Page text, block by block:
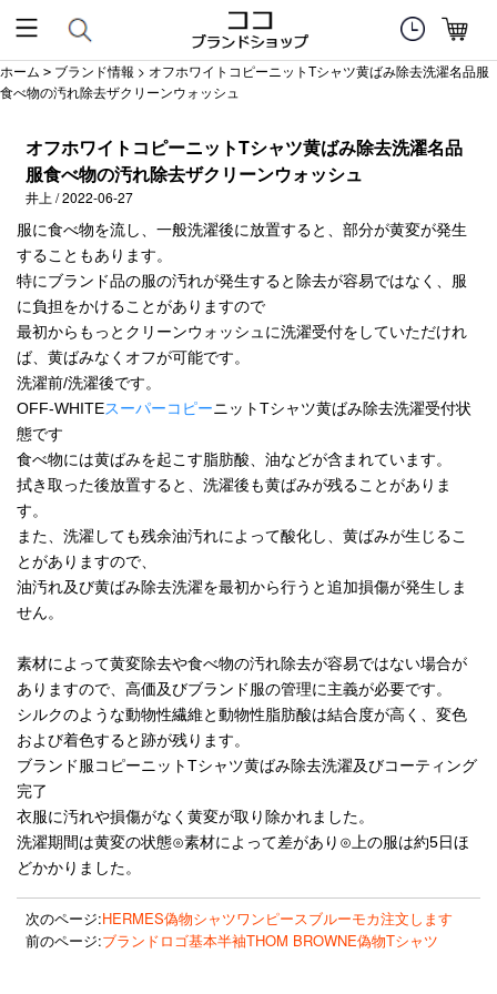
ホーム > ブランド情報 > オフホワイトコピーニットTシャツ黄ばみ除去洗濯名品服
食べ物の汚れ除去ザクリーンウォッシュ
オフホワイトコピーニットTシャツ黄ばみ除去洗濯名品
服食べ物の汚れ除去ザクリーンウォッシュ
井上 / 2022-06-27
服に食べ物を流し、一般洗濯後に放置すると、部分が黄変が発生
することもあります。
特にブランド品の服の汚れが発生すると除去が容易ではなく、服
に負担をかけることがありますので
最初からもっとクリーンウォッシュに洗濯受付をしていただけれ
ば、黄ばみなくオフが可能です。
洗濯前/洗濯後です。
OFF-WHITEスーパーコピーニットTシャツ黄ばみ除去洗濯受付状
態です
食べ物には黄ばみを起こす脂肪酸、油などが含まれています。
拭き取った後放置すると、洗濯後も黄ばみが残ることがありま
す。
また、洗濯しても残余油汚れによって酸化し、黄ばみが生じるこ
とがありますので、
油汚れ及び黄ばみ除去洗濯を最初から行うと追加損傷が発生しま
せん。
素材によって黄変除去や食べ物の汚れ除去が容易ではない場合が
ありますので、高価及びブランド服の管理に主義が必要です。
シルクのような動物性繊維と動物性脂肪酸は結合度が高く、変色
および着色すると跡が残ります。
ブランド服コピーニットTシャツ黄ばみ除去洗濯及びコーティング
完了
衣服に汚れや損傷がなく黄変が取り除かれました。
洗濯期間は黄変の状態⊙素材によって差があり⊙上の服は約5日ほ
どかかりました。
次のページ:HERMES偽物シャツワンピースブルーモカ注文します
前のページ:ブランドロゴ基本半袖THOM BROWNE偽物Tシャツ